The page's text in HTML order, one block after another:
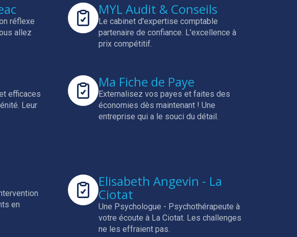
réflexe
allez
MYL Audit & Conseils
Le cabinet d'expertise comptable
partenaire de confiance. L'excellence à
prix compétitif.
efficaces
Leur
Ma Fiche de Paye
Externalisez vos payes et faites des
économies dès maintenant !Une
entreprise qui a le souci du détail.
en
Elisabeth Angevin - La
Ciotat
Une Psychologue - Psychothérapeute à
votre écoute à La Ciotat. Les challenges
ne les effraient pas.